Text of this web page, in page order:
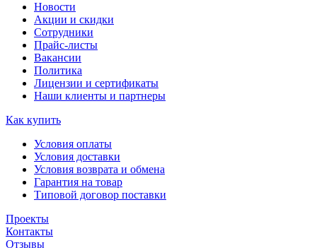
Новости
Акции и скидки
Сотрудники
Прайс-листы
Вакансии
Политика
Лицензии и сертификаты
Наши клиенты и партнеры
Как купить
Условия оплаты
Условия доставки
Условия возврата и обмена
Гарантия на товар
Типовой договор поставки
Проекты
Контакты
Отзывы